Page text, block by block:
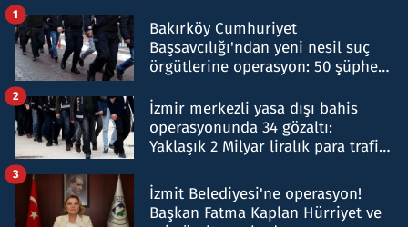
Bakırköy Cumhuriyet
Başsavcılığı'ndan yeni nesil suç
örgütlerine operasyon: 50 şüpheli
1
İzmir merkezli yasa dışı bahis
operasyonunda 34 gözaltı:
Yaklaşık 2 Milyar liralık para trafiği
2
İzmit Belediyesi'ne operasyon!
Başkan Fatma Kaplan Hürriyet ve
3